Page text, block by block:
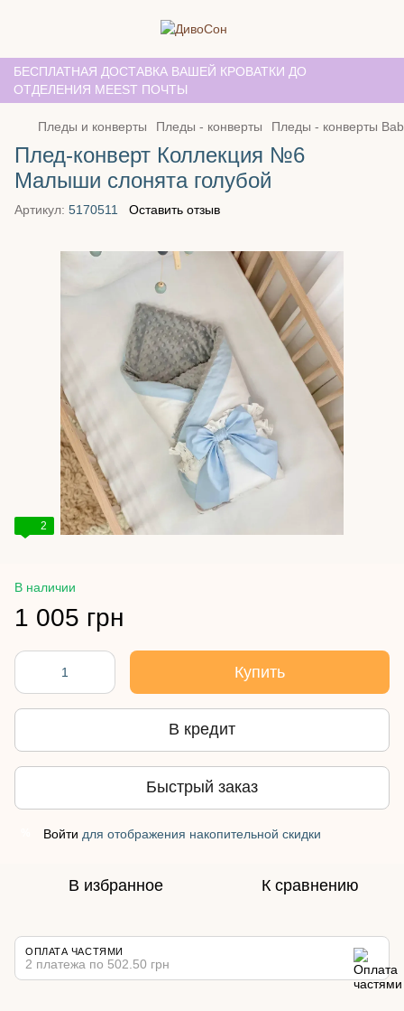
БЕСПЛАТНАЯ ДОСТАВКА ВАШЕЙ КРОВАТКИ ДО
ОТДЕЛЕНИЯ MEEST ПОЧТЫ
Пледы и конверты Пледы - конверты Пледы - конверты
Плед-конверт Коллекция №6
Малыши слонята голубой
Артикул: 5170511 Оставить отзыв
2
В наличии
1 005 грн
Купить
В кредит
Быстрый заказ
Войти для отображения накопительной скидки
В избранное К сравнению
ОПЛАТА ЧАСТЯМИ
2 платежа по 502.50 грн